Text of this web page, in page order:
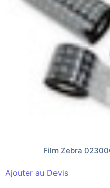
Film Zebra
Ajouter au Devis